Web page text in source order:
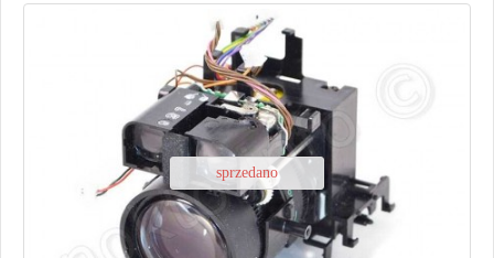
sprzedano